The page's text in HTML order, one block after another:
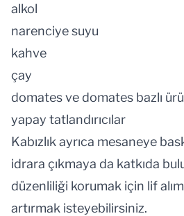
alkol
narenciye suyu
kahve
çay
domates ve domates bazlı
yapay tatlandırıcılar
Kabızlık ayrıca mesaneye
idrara çıkmaya da katkıda
düzenliliği korumak için lif
artırmak isteyebilirsiniz.